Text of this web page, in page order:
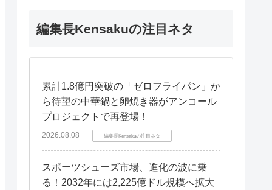
編集長Kensakuの注目ネタ
累計1.8億円突破の「ゼロフライパン」か
ら待望の中華鍋と卵焼き器がアンコール
プロジェクトで再登場！
2026.08.08 編集長Kensakuの注目ネタ
スポーツシューズ市場、進化の波に乗
る！2032年には2,225億ドル規模へ拡大